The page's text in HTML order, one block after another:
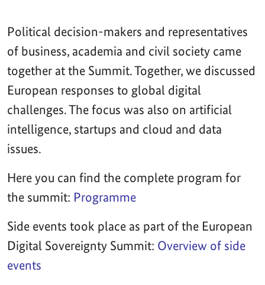
Political decision-makers and representatives
of business, academia and civil society came
together at the Summit. Together, we discussed
European responses to global digital
challenges. The focus was also on artificial
intelligence, startups and cloud and data
issues.
Here you can find the complete program for
the summit: Programme
Side events took place as part of the European
Digital Sovereignty Summit: Overview of side
events